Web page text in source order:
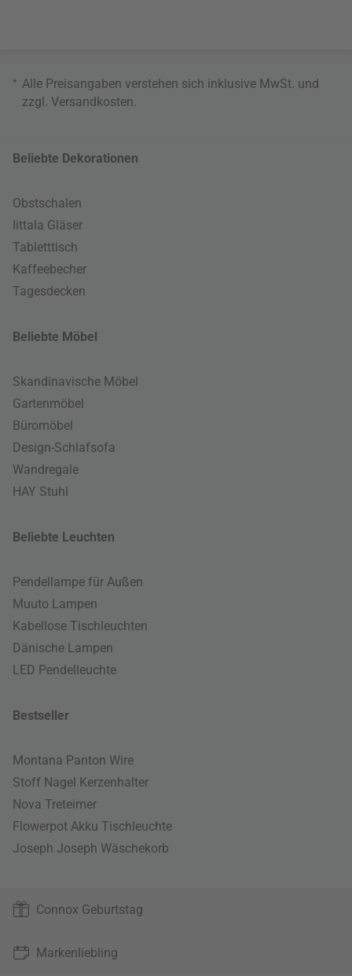
* Alle Preisangaben verstehen sich inklusive MwSt. und
zzgl. Versandkosten.
Beliebte Dekorationen
Obstschalen
Iittala Gläser
Tabletttisch
Kaffeebecher
Tagesdecken
Beliebte Möbel
Skandinavische Möbel
Gartenmöbel
Büromöbel
Design-Schlafsofa
Wandregale
HAY Stuhl
Beliebte Leuchten
Pendellampe für Außen
Muuto Lampen
Kabellose Tischleuchten
Dänische Lampen
LED Pendelleuchte
Bestseller
Montana Panton Wire
Stoff Nagel Kerzenhalter
Nova Treteimer
Flowerpot Akku Tischleuchte
Joseph Joseph Wäschekorb
Connox Geburtstag
Markenliebling